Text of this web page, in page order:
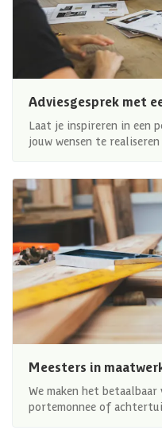
Adviesgesprek met
Laat je inspireren in een
jouw wensen te realiseren
Meesters in
We maken het
portemonnee of